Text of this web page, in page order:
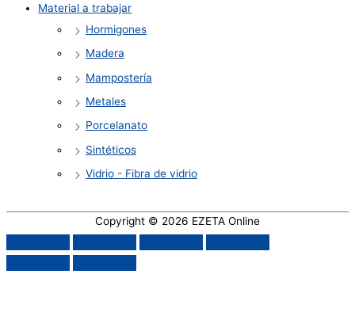
Material a trabajar
Hormigones
Madera
Mampostería
Metales
Porcelanato
Sintéticos
Vidrio - Fibra de vidrio
Copyright © 2026 EZETA Online